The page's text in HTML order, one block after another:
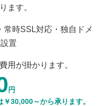
ます。
常時SSL対応・独自ドメ
置
用が掛かります。
円
30,000～から承ります。